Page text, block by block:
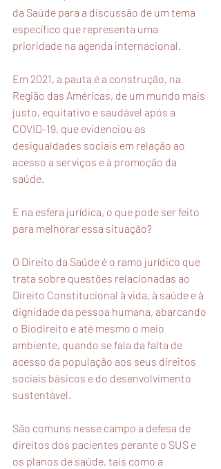
da Saúde para a discussão de um tema
específico que representa uma
prioridade na agenda internacional.
Em 2021, a pauta é a construção, na
Região das Américas, de um mundo mais
justo, equitativo e saudável após a
COVID-19, que evidenciou as
desigualdades sociais em relação ao
acesso a serviços e à promoção da
saúde.
E na esfera jurídica, o que pode ser feito
para melhorar essa situação?
O Direito da Saúde é o ramo jurídico que
trata sobre questões relacionadas ao
Direito Constitucional à vida, à saúde e à
dignidade da pessoa humana, abarcando
o Biodireito e até mesmo o meio
ambiente, quando se fala da falta de
acesso da população aos seus direitos
sociais básicos e do desenvolvimento
sustentável.
São comuns nesse campo a defesa de
direitos dos pacientes perante o SUS e
os planos de saúde, tais como a